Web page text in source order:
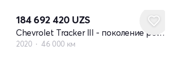
184 692 420 UZS
Chevrolet Tracker III - поколение рестайлинг
2020 46 000 км